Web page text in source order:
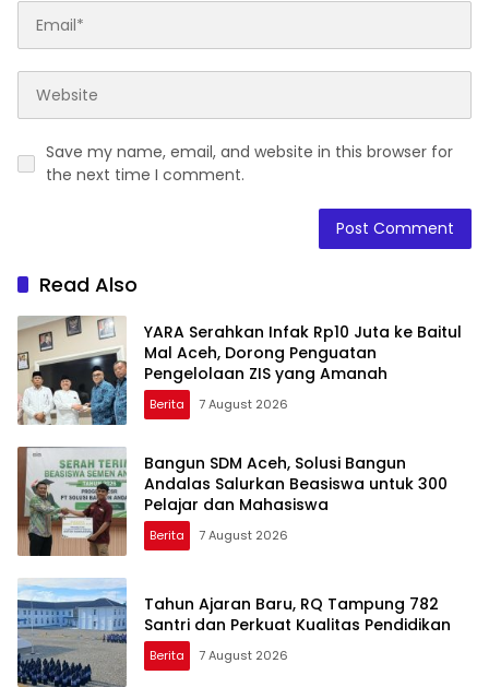
Save my name, email, and website in this browser for
the next time I comment.
Read Also
YARA Serahkan Infak Rp10 Juta ke Baitul
Mal Aceh, Dorong Penguatan
Pengelolaan ZIS yang Amanah
Berita 7 August 2026
Bangun SDM Aceh, Solusi Bangun
Andalas Salurkan Beasiswa untuk 300
Pelajar dan Mahasiswa
Berita 7 August 2026
Tahun Ajaran Baru, RQ Tampung 782
Santri dan Perkuat Kualitas Pendidikan
Berita 7 August 2026